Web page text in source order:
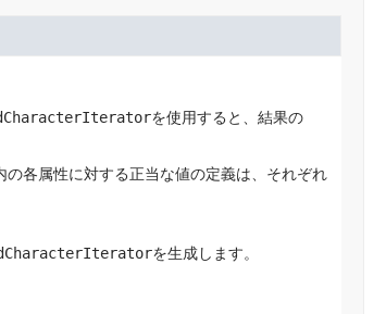
を使用すると、結果の
の各属性に対する正当な値の定義は、それぞれ
を生成します。